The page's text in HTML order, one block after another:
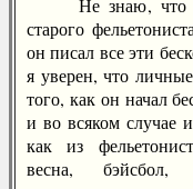
Не знаю, что
старого
он писал все эти
я уверен, что
того, как он начал
и во всяком случае
как из
весна,